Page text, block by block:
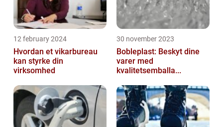
12 february 2024
Hvordan et vikarbureau
kan styrke din
virksomhed
30 november 2023
Bobleplast: Beskyt dine
varer med
kvalitetsemballa...